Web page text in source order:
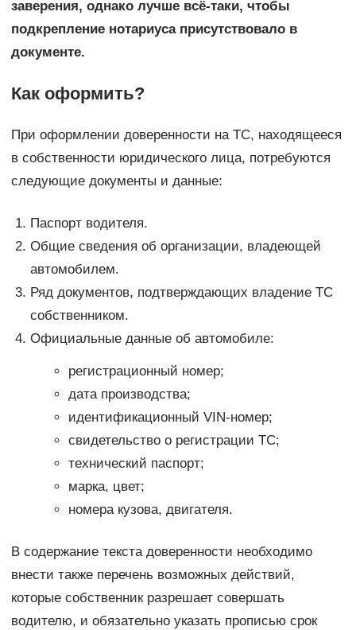
заверения, однако лучше всё-таки, чтобы
подкрепление нотариуса присутствовало в
документе.
Как оформить?
При оформлении доверенности на ТС, находящееся
в собственности юридического лица, потребуются
следующие документы и данные:
Паспорт водителя.
Общие сведения об организации, владеющей
автомобилем.
Ряд документов, подтверждающих владение ТС
собственником.
Официальные данные об автомобиле:
регистрационный номер;
дата производства;
идентификационный VIN-номер;
свидетельство о регистрации ТС;
технический паспорт;
марка, цвет;
номера кузова, двигателя.
В содержание текста доверенности необходимо
внести также перечень возможных действий,
которые собственник разрешает совершать
водителю, и обязательно указать прописью срок